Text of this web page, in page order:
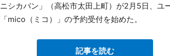
シカバン」（高松市太田上町）が2月5日、ユ
mico（ミコ）」の予約受付を始めた。
記事を読む